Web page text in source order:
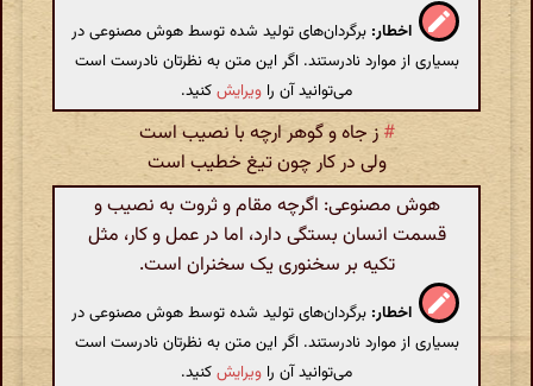
اخطار: برگردان‌های تولید شده توسط هوش مصنوعی در
بسیاری از موارد نادرستند. اگر این متن به نظرتان نادرست است
می‌توانید آن را ویرایشکنید.
# ز جاه و گوهر ارچه با نصیب است
ولی در کار چون تیغ خطیب است
هوش مصنوعی: اگرچه مقام و ثروت به نصیب و
قسمت انسان بستگی دارد، اما در عمل و کار، مثل
تکیه بر سخنوری یک سخنران است.
اخطار: برگردان‌های تولید شده توسط هوش مصنوعی در
بسیاری از موارد نادرستند. اگر این متن به نظرتان نادرست است
می‌توانید آن را ویرایشکنید.